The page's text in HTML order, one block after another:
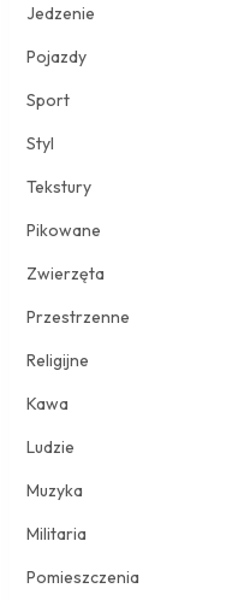
Jedzenie
Pojazdy
Sport
Styl
Tekstury
Pikowane
Zwierzęta
Przestrzenne
Religijne
Kawa
Ludzie
Muzyka
Militaria
Pomieszczenia